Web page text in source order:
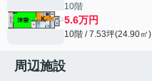
10階
5.6万円
10階 / 7.53坪(24.90㎡)
周辺施設